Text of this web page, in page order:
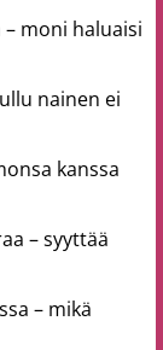
moni haluaisi
nainen ei
kanssa
– syyttää
– mikä